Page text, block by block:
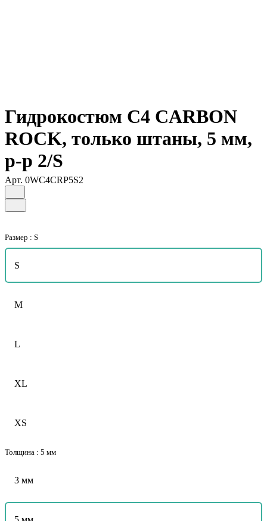
Гидрокостюм C4 CARBON
ROCK, только штаны, 5 мм,
р-р 2/S
Арт. 0WC4CRP5S2
Размер : S
S
M
L
XL
XS
Толщина : 5 мм
3 мм